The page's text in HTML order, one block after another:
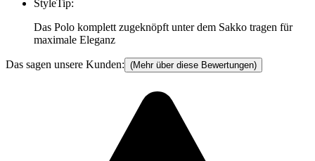
StyleTip:
Das Polo komplett zugeknöpft unter dem Sakko tragen für
maximale Eleganz
Das sagen unsere Kunden: (Mehr über diese Bewertungen)